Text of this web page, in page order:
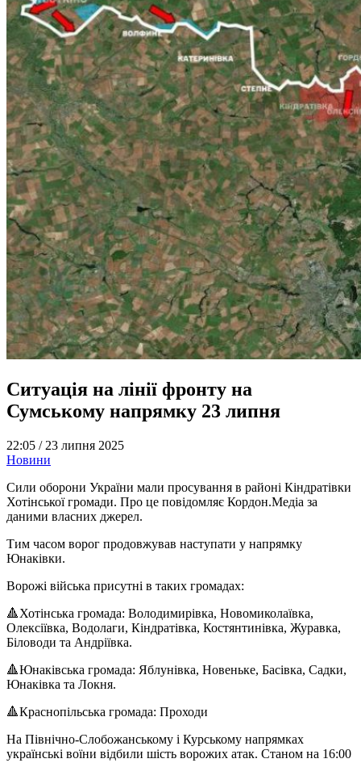
Ситуація на лінії фронту на
Сумському напрямку 23 липня
22:05 / 23 липня 2025
Новини
Сили оборони України мали просування в районі Кіндратівки
Хотінської громади. Про це повідомляє Кордон.Медіа за
даними власних джерел.
Тим часом ворог продовжував наступати у напрямку
Юнаківки.
Ворожі війська присутні в таких громадах:
🔺Хотінська громада: Володимирівка, Новомиколаївка,
Олексіївка, Водолаги, Кіндратівка, Костянтинівка, Журавка,
Біловоди та Андріївка.
🔺Юнаківська громада: Яблунівка, Новеньке, Басівка, Садки,
Юнаківка та Локня.
🔺Краснопільська громада: Проходи
На Північно-Слобожанському і Курському напрямках
українські воїни відбили шість ворожих атак. Станом на 16:00